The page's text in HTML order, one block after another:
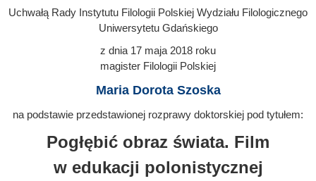
Uchwałą Rady Instytutu Filologii Polskiej Wydziału Filologicznego
Uniwersytetu Gdańskiego
z dnia 17 maja 2018 roku
magister Filologii Polskiej
Maria Dorota Szoska
na podstawie przedstawionej rozprawy doktorskiej pod tytułem:
Pogłębić obraz świata. Film
w edukacji polonistycznej